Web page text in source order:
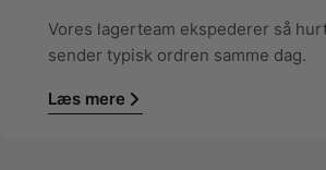
Vores lagerteam ekspederer så
sender typisk ordren samme dag.
Læs mere